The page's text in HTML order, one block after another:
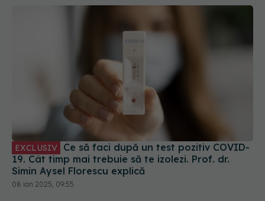
EXCLUSIV
19. Cât timp mai trebuie să te izolezi. Prof. dr.
Simin Aysel Florescu explică
08 ian 2025, 09:55